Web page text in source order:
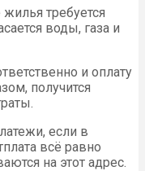
требуется
воды, газа и
и оплату
получится
если в
всё равно
на этот адрес.